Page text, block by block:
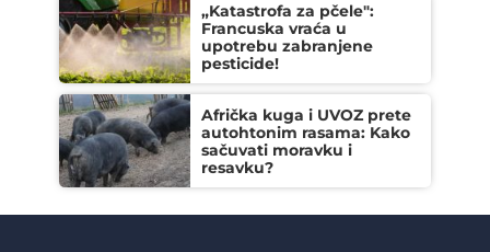
„Katastrofa za pčele":
Francuska vraća u
upotrebu zabranjene
pesticide!
Afrička kuga i UVOZ prete
autohtonim rasama: Kako
sačuvati moravku i
resavku?